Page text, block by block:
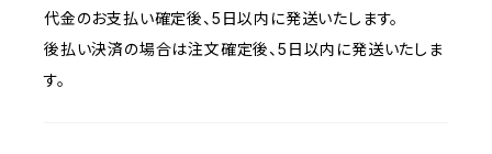
代金のお支払い確定後、5日以内に発送いたします。
後払い決済の場合は注文確定後、5日以内に発送いたしま
す。